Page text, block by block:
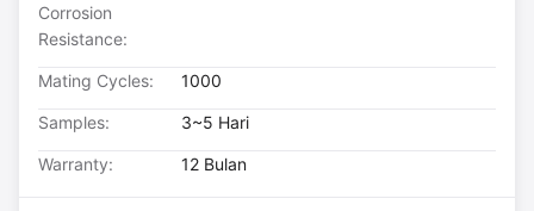
Corrosion
Resistance:
Mating Cycles: 1000
Samples: 3~5 Hari
Warranty: 12 Bulan